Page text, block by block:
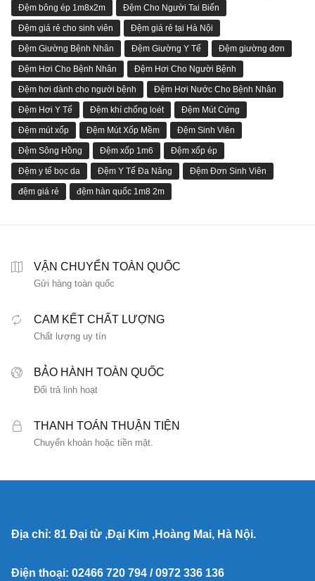
Đệm bông ép 1m8x2m Đệm Cho Người Tai Biến
Đệm giá rẻ cho sinh viên Đệm giá rẻ tại Hà Nội
Đệm Giường Bệnh Nhân Đệm Giường Y Tế Đệm giường đơn
Đệm Hơi Cho Bệnh Nhân Đệm Hơi Cho Người Bệnh
Đệm hơi dành cho người bệnh Đệm Hơi Nước Cho Bệnh Nhân
Đệm Hơi Y Tế Đệm khí chống loét Đệm Mút Cứng
Đệm mút xốp Đệm Mút Xốp Mềm Đệm Sinh Viên
Đệm Sông Hồng Đệm xốp 1m6 Đệm xốp ép
Đệm y tế bọc da Đệm Y Tế Đa Năng Đệm Đơn Sinh Viên
đệm giá rẻ đệm hàn quốc 1m8 2m
VẬN CHUYỂN TOÀN QUỐC
Gửi hàng toàn quốc
CAM KẾT CHẤT LƯỢNG
Chất lượng uy tín
BẢO HÀNH TOÀN QUỐC
Đổi trả linh hoạt
THANH TOÁN THUẬN TIỆN
Chuyển khoản hoặc tiền mặt.
Địa chỉ: 81 Đại từ ,Đại Kim ,Hoàng Mai, Hà Nội.
Điện thoại: 02466 720 794 / 0972 336 136